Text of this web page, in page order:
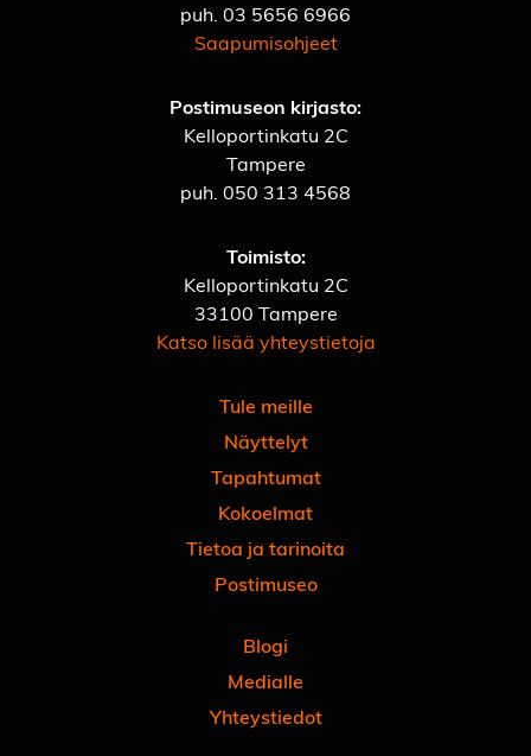
puh. 03 5656 6966
Saapumisohjeet
Postimuseon kirjasto:
Kelloportinkatu 2C
Tampere
puh. 050 313 4568
Toimisto:
Kelloportinkatu 2C
33100 Tampere
Katso lisää yhteystietoja
Tule meille
Näyttelyt
Tapahtumat
Kokoelmat
Tietoa ja tarinoita
Postimuseo
Blogi
Medialle
Yhteystiedot